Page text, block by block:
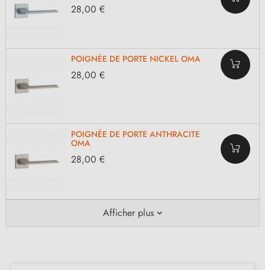
28,00 €
POIGNÉE DE PORTE NICKEL OMA
28,00 €
POIGNÉE DE PORTE ANTHRACITE
OMA
28,00 €
Afficher plus